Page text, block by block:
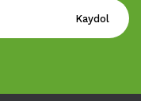
Kaydol